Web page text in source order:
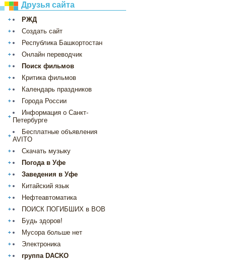
Друзья сайта
РЖД
Создать сайт
Республика Башкортостан
Онлайн переводчик
Поиск фильмов
Критика фильмов
Календарь праздников
Города России
Информация о Санкт-
Петербурге
Бесплатные объявления
AVITO
Скачать музыку
Погода в Уфе
Заведения в Уфе
Китайский язык
Нефтеавтоматика
ПОИСК ПОГИБШИХ в ВОВ
Будь здоров!
Мусора больше нет
Электроника
группа DACKO